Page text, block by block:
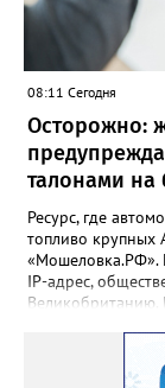
идейный
певец,
«Солдатский
искусства
на Первом канале,
Ковин.
08:11 Сегодня
Осторожно:
талонами на
Ресурс, где
топливо крупных
«Мошеловка.РФ».
IP-адрес,
Великобританию.
выбора объема